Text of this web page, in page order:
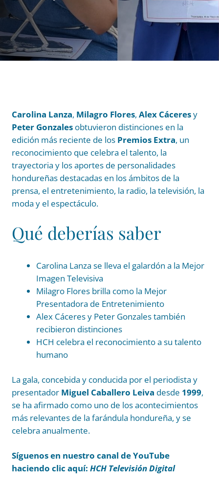
Carolina Lanza, Milagro Flores, Alex Cáceresy
Peter Gonzales obtuvieron distinciones en la
edición más reciente de los Premios Extra, un
reconocimiento que celebra el talento, la
trayectoria y los aportes de personalidades
hondureñas destacadas en los ámbitos de la
prensa, el entretenimiento, la radio, la televisión, la
moda y el espectáculo.
Qué deberías saber
Carolina Lanza se lleva el galardón a la Mejor
Imagen Televisiva
Milagro Flores brilla como la Mejor
Presentadora de Entretenimiento
Alex Cáceres y Peter Gonzales también
recibieron distinciones
HCH celebra el reconocimiento a su talento
humano
La gala, concebida y conducida por el periodista y
presentador Miguel Caballero Leiva desde 1999,
se ha afirmado como uno de los acontecimientos
más relevantes de la farándula hondureña, y se
celebra anualmente.
Síguenos en nuestro canal de YouTube
haciendo clic aquí: HCH Televisión Digital